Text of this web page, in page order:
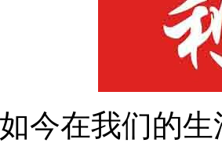
今在我们的